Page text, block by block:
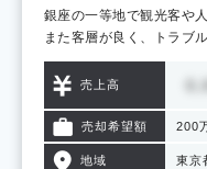
銀座の一等地で観光客や
また客層が良く、トラブ
売上高
売却希望額 200
地域 東京